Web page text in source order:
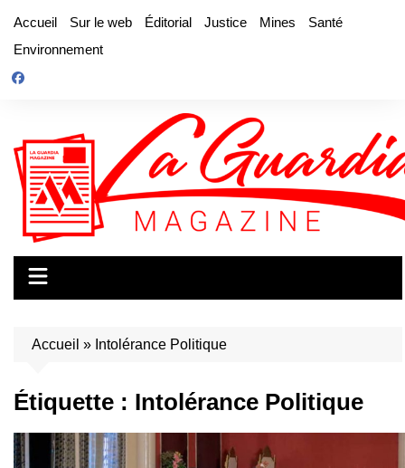
contenu
Accueil Sur le web Éditorial Justice Mines
Santé
Environnement
Accueil » Intolérance Politique
Étiquette : Intolérance Politique